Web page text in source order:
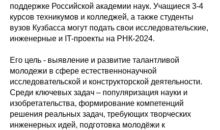
поддержке Российской академии наук. Учащиеся 3-4
курсов техникумов и колледжей, а также студенты
вузов Кузбасса могут подать свои исследовательские,
инженерные и IT-проекты на РНК-2024.
Его цель - выявление и развитие талантливой
молодежи в сфере естественнонаучной
исследовательской и конструкторской деятельности.
Среди ключевых задач – популяризация науки и
изобретательства, формирование компетенций
решения реальных задач, требующих творческих
инженерных идей, подготовка молодёжи к